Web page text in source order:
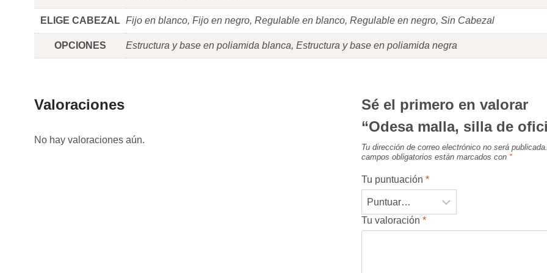
ELIGE CABEZAL Fijo en blanco, Fijo en negro, Regulable en blanco, Regulable en negro, Sin Cabezal
OPCIONES Estructura y base en poliamida blanca, Estructura y base en poliamida negra
Valoraciones
No hay valoraciones aún.
Sé el primero en valorar
“Odesa malla, silla de
Tu dirección de correo electrónico no será publicada.
campos obligatorios están marcados con *
Tu puntuación *
Tu valoración *